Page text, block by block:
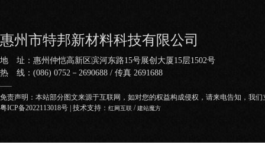
惠州市特邦新材料科技有限公司
地 址：惠州仲恺高新区滨河东路15号展创大厦15层1502号
热 线：(086) 0752－2690688 / 传真 2691688
——
免责声明：本站部分图文来源于互联网，如对您的权益构成侵权，请来电告知，我们
粤ICP备2022113018号 | 技术支持： 红网互联 /建站魔方